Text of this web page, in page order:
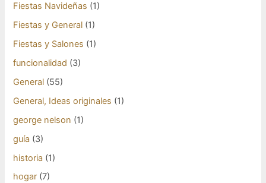
Fiestas Navideñas (1)
Fiestas y General (1)
Fiestas y Salones (1)
funcionalidad (3)
General (55)
General, Ideas originales (1)
george nelson (1)
guía (3)
historia (1)
hogar (7)